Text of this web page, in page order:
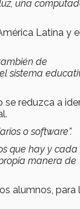
una
Latina y
de
sistema
se reduzca a
o software”.
que hay y cada
manera de
alumnos, para